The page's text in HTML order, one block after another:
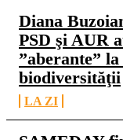
Diana
PSD şi AUR
”aberante”
biodiversităţii
LA ZI